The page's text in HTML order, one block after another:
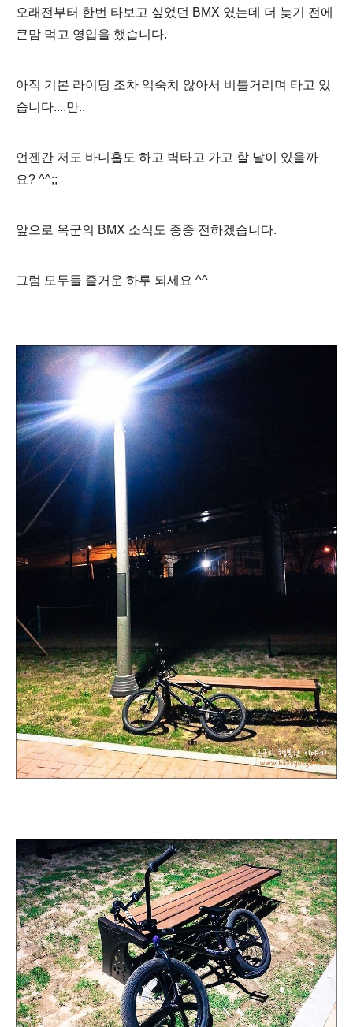
오래전부터 한번 타보고 싶었던 BMX 였는데 더 늦기 전에
큰맘 먹고 영입을 했습니다.
아직 기본 라이딩 조차 익숙치 않아서 비틀거리며 타고 있
습니다....만..
언젠간 저도 바니홉도 하고 벽타고 가고 할 날이 있을까
요? ^^;;
앞으로 옥군의 BMX 소식도 종종 전하겠습니다.
그럼 모두들 즐거운 하루 되세요 ^^